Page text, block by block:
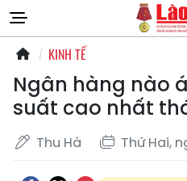
KINH TẾ
Ngân hàng nào
suất cao nhất
Thu Hà Thứ Hai,